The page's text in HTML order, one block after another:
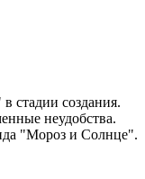
стадии создания.
неудобства.
и Солнце".